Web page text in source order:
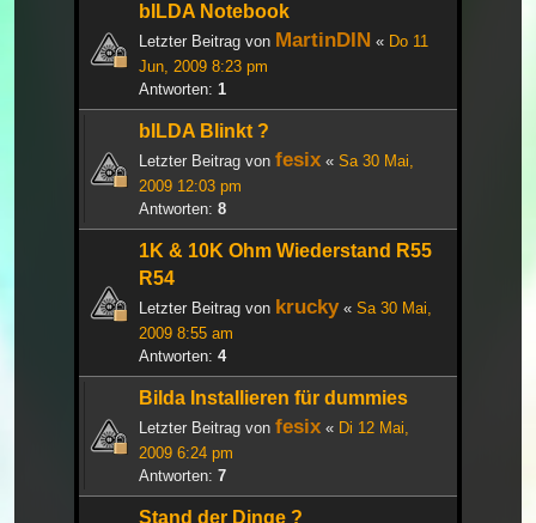
bILDA Notebook
Letzter Beitrag von MartinDIN « Do 11
Jun, 2009 8:23 pm
Antworten: 1
bILDA Blinkt ?
Letzter Beitrag von fesix « Sa 30 Mai,
2009 12:03 pm
Antworten: 8
1K & 10K Ohm Wiederstand R55
R54
Letzter Beitrag von krucky« Sa 30 Mai,
2009 8:55 am
Antworten: 4
Bilda Installieren für dummies
Letzter Beitrag von fesix « Di 12 Mai,
2009 6:24 pm
Antworten: 7
Stand der Dinge ?